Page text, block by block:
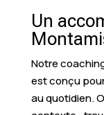
Un
Notre
est conçu
au quotidien.